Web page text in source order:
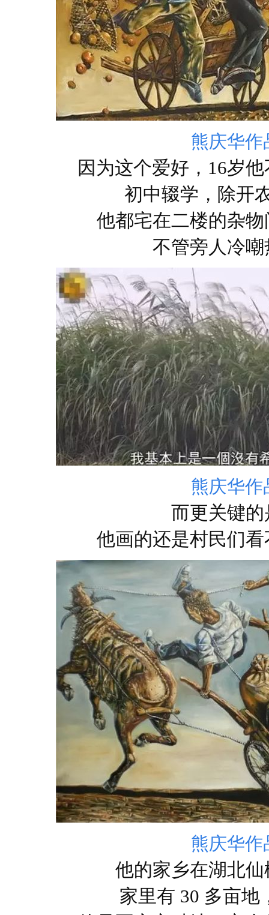
熊庆华作
因为这个爱好，16岁
初中辍学，除开
他都宅在二楼的杂
不管旁人冷嘲
熊庆华作
而更关键的
他画的还是村民们
熊庆华作
他的家乡在湖北
家里有 30 多亩地